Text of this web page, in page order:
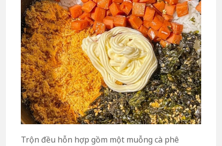
Trộn đều hỗn hợp gồm một muỗng cà phê